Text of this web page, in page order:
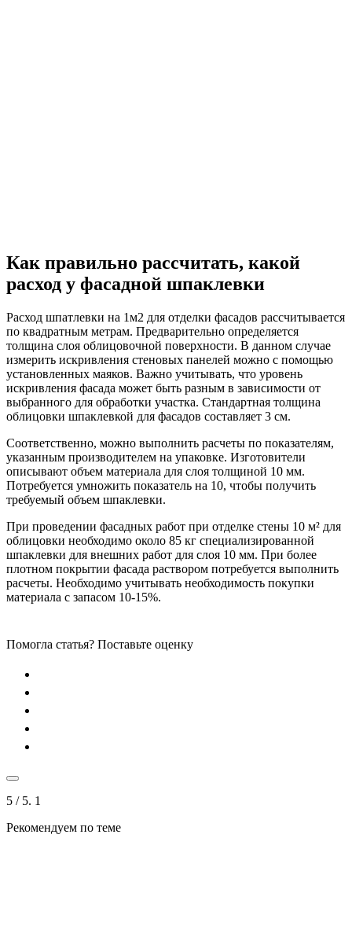
Как правильно рассчитать, какой
расход у фасадной шпаклевки
Расход шпатлевки на 1м2 для отделки фасадов рассчитывается
по квадратным метрам. Предварительно определяется
толщина слоя облицовочной поверхности. В данном случае
измерить искривления стеновых панелей можно с помощью
установленных маяков. Важно учитывать, что уровень
искривления фасада может быть разным в зависимости от
выбранного для обработки участка. Стандартная толщина
облицовки шпаклевкой для фасадов составляет 3 см.
Соответственно, можно выполнить расчеты по показателям,
указанным производителем на упаковке. Изготовители
описывают объем материала для слоя толщиной 10 мм.
Потребуется умножить показатель на 10, чтобы получить
требуемый объем шпаклевки.
При проведении фасадных работ при отделке стены 10 м² для
облицовки необходимо около 85 кг специализированной
шпаклевки для внешних работ для слоя 10 мм. При более
плотном покрытии фасада раствором потребуется выполнить
расчеты. Необходимо учитывать необходимость покупки
материала с запасом 10-15%.
Помогла статья? Поставьте оценку
5 / 5. 1
Рекомендуем по теме